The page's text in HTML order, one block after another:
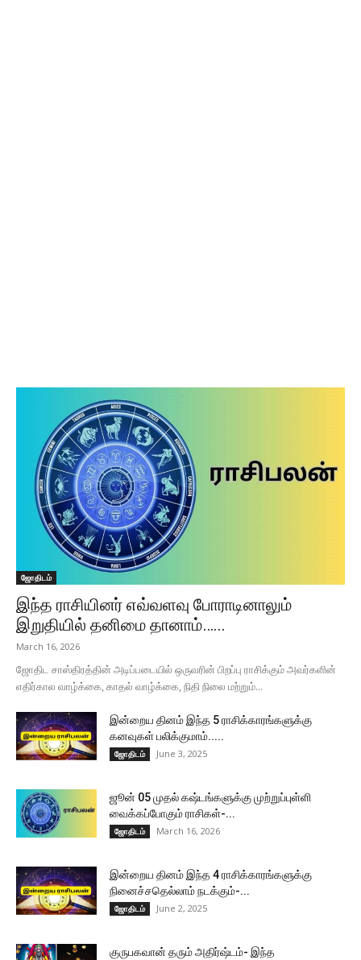
ஜோதிடம்
இந்த ராசியினர் எவ்வளவு போராடினாலும்
இறுதியில் தனிமை தானாம்…...
March 16, 2026
ஜோதிட சாஸ்திரத்தின் அடிப்படையில் ஒருவரின் பிறப்பு ராசிக்கும் அவர்களின்
எதிர்கால வாழ்க்கை, காதல் வாழ்க்கை, நிதி நிலை மற்றும்...
இன்றைய தினம் இந்த 5 ராசிக்காரங்களுக்கு
கனவுகள் பலிக்குமாம்.....
ஜோதிடம் June 3, 2025
ஜூன் 05 முதல் கஷ்டங்களுக்கு முற்றுப்புள்ளி
வைக்கப்போகும் ராசிகள்-...
ஜோதிடம் March 16, 2026
இன்றைய தினம் இந்த 4 ராசிக்காரங்களுக்கு
நினைச்சதெல்லாம் நடக்கும்-...
ஜோதிடம் June 2, 2025
குருபகவான் தரும் அதிர்ஷ்டம்- இந்த